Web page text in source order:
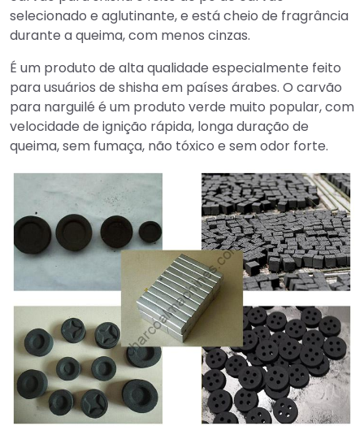
selecionado e aglutinante, e está cheio de fragrância
durante a queima, com menos cinzas.
É um produto de alta qualidade especialmente feito
para usuários de shisha em países árabes. O carvão
para narguilé é um produto verde muito popular, com
velocidade de ignição rápida, longa duração de
queima, sem fumaça, não tóxico e sem odor forte.